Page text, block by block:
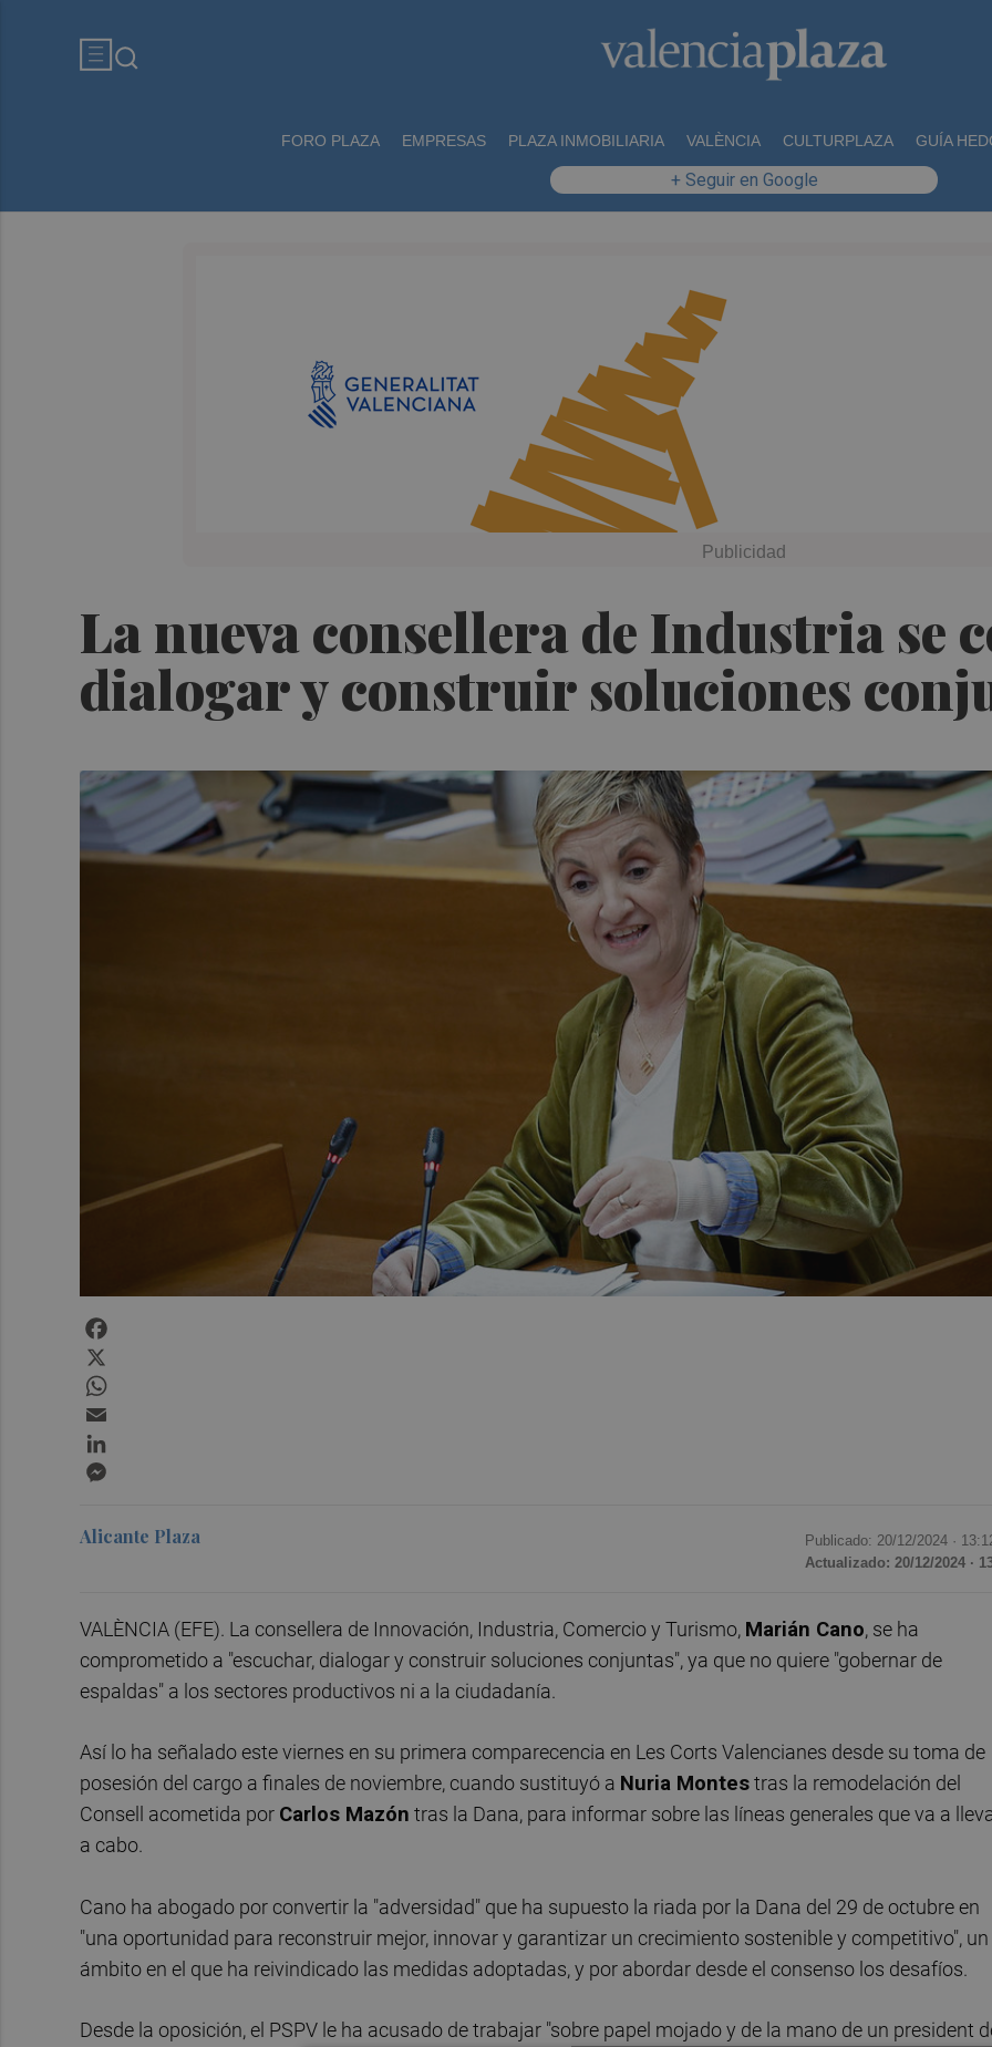
FORO PLAZA EMPRESAS PLAZA INMOBILIARIA VALÈNCIA CULTURPLAZA GUÍA
+ Seguir en Google
La nueva consellera de Industria se
dialogar y construir soluciones
Alicante Plaza Publicado: 20/12/2024 ·
Actualizado: 20/12/2024 ·
VALÈNCIA (EFE). La consellera de Innovación, Industria, Comercio y Turismo, Marián Cano, se ha
comprometido a "escuchar, dialogar y construir soluciones conjuntas", ya que no quiere "gobernar de
espaldas" a los sectores productivos ni a la ciudadanía.
Así lo ha señalado este viernes en su primera comparecencia en Les Corts Valencianes desde su toma de
posesión del cargo a finales de noviembre, cuando sustituyó a Nuria Montestras la remodelación del
Consell acometida por Carlos Mazón tras la Dana, para informar sobre las líneas generales que va a
a cabo.
Cano ha abogado por convertir la "adversidad" que ha supuesto la riada por la Dana del 29 de octubre en
"una oportunidad para reconstruir mejor, innovar y garantizar un crecimiento sostenible y competitivo", un
ámbito en el que ha reivindicado las medidas adoptadas, y por abordar desde el consenso los desafíos.
Desde la oposición, el PSPV le ha acusado de trabajar "sobre papel mojado y de la mano de un president